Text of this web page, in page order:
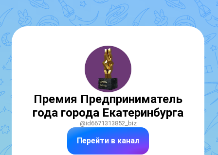
Премия Предприниматель
года города Екатеринбурга
@id6671313852_biz
Перейти в канал